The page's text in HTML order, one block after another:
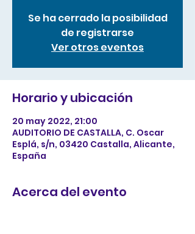
Se ha cerrado la posibilidad
de registrarse
Ver otros eventos
Horario y ubicación
20 may 2022, 21:00
AUDITORIO DE CASTALLA, C. Oscar
Esplá, s/n, 03420 Castalla, Alicante,
España
Acerca del evento